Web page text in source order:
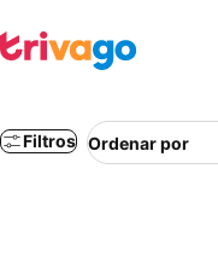
Filtros Ordenar por